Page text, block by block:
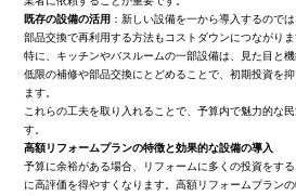
既存の設備の活用 ：新しい設備を一から導入するので
部品交換で再利用する方法もコストダウンにつながりま
特に、キッチンやバスルームの一部設備は、見た目と
低限の補修や部品交換にとどめることで、初期投資を
ます。
これらの工夫を取り入れることで、予算内で魅力的な
す。
高額リフォームプランの特徴と効果的な設備の導入
予算に余裕がある場合、リフォームに多くの投資をす
に高評価を得やすくなります。高額リフォームプラン